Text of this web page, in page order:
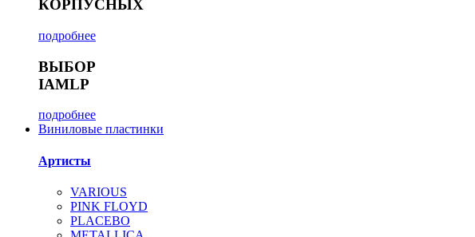
КОРПУСНЫХ
подробнее
ВЫБОР
IAMLP
подробнее
Виниловые пластинки
Артисты
VARIOUS
PINK FLOYD
PLACEBO